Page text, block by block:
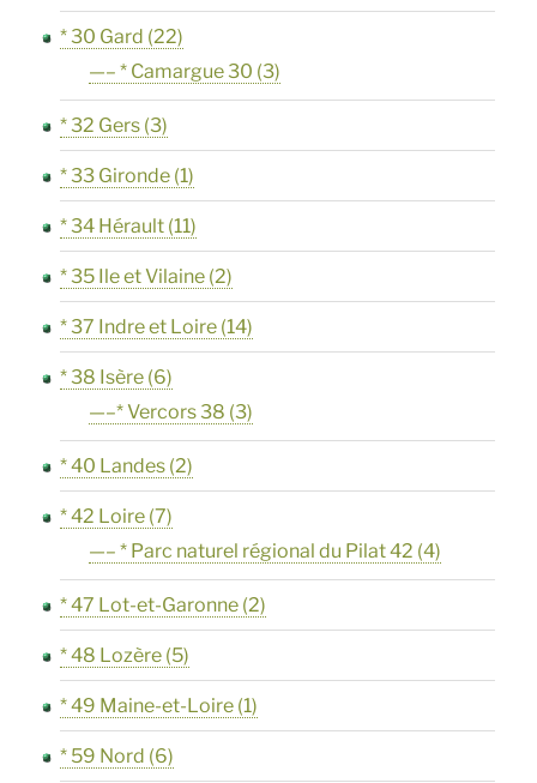
* 30 Gard (22)
—– * Camargue 30 (3)
* 32 Gers (3)
* 33 Gironde (1)
* 34 Hérault (11)
* 35 Ile et Vilaine (2)
* 37 Indre et Loire (14)
* 38 Isère (6)
—–* Vercors 38 (3)
* 40 Landes (2)
* 42 Loire (7)
—– * Parc naturel régional du Pilat 42 (4)
* 47 Lot-et-Garonne (2)
* 48 Lozère (5)
* 49 Maine-et-Loire (1)
* 59 Nord (6)